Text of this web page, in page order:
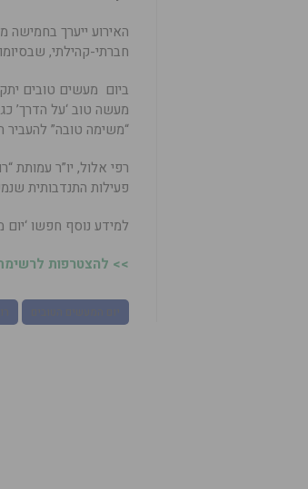
האירוע ייערך בחמישה
חברתי-קהילתי,
ביום מעשים טובים
מעשה טוב ‘על הדרך’
“משימה טובה” להעביר
רפי אלול, יו”ר
פעילות התנדבותית
למידע נוסף חפשו ‘יום
>> להצטרפות